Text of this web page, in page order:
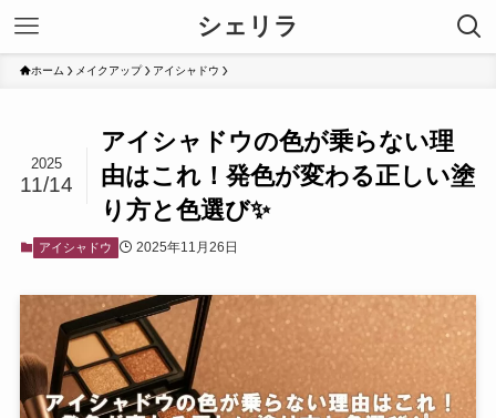
シェリラ
ホーム メイクアップ アイシャドウ
アイシャドウの色が乗らない理
由はこれ！発色が変わる正しい塗
り方と色選び✨
2025
11/14
アイシャドウ 2025年11月26日